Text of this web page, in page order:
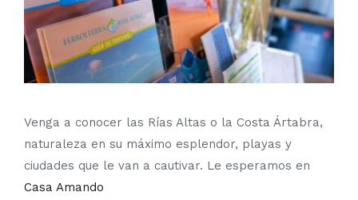
Venga a conocer las Rías Altas o la Costa Ártabra,
naturaleza en su máximo esplendor, playas y
ciudades que le van a cautivar. Le esperamos en
Casa Amando